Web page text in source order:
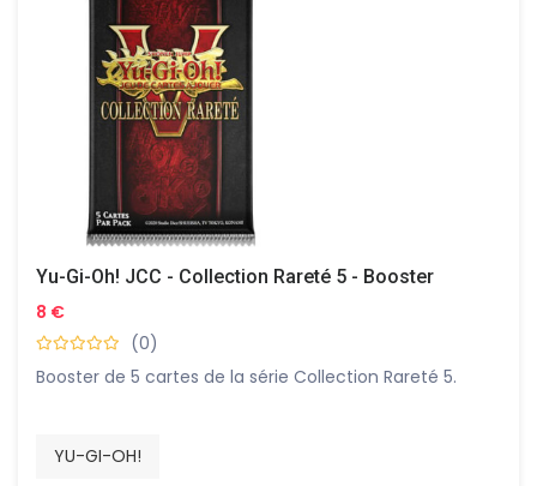
Yu-Gi-Oh! JCC - Collection Rareté 5 - Booster
8 €
(0)
Booster de 5 cartes de la série Collection Rareté 5.
YU-GI-OH!